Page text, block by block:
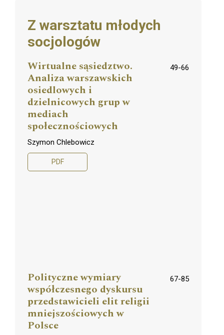
Z warsztatu młodych
socjologów
Wirtualne sąsiedztwo.
Analiza warszawskich
osiedlowych i
dzielnicowych grup w
mediach
społecznościowych
49-66
Szymon Chlebowicz
PDF
Polityczne wymiary
współczesnego dyskursu
przedstawicieli elit religii
mniejszościowych w
Polsce
67-85